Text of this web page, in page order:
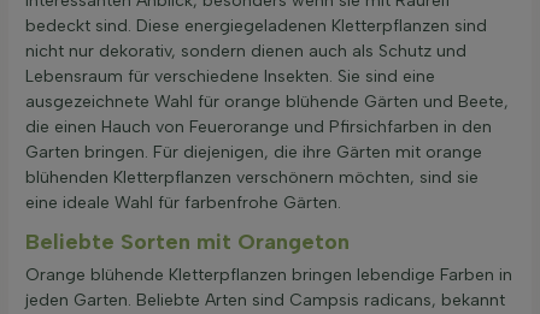
bedeckt sind. Diese energiegeladenen Kletterpflanzen sind
nicht nur dekorativ, sondern dienen auch als Schutz und
Lebensraum für verschiedene Insekten. Sie sind eine
ausgezeichnete Wahl für orange blühende Gärten und Beete,
die einen Hauch von Feuerorange und Pfirsichfarben in den
Garten bringen. Für diejenigen, die ihre Gärten mit orange
blühenden Kletterpflanzen verschönern möchten, sind sie
eine ideale Wahl für farbenfrohe Gärten.
Beliebte Sorten mit Orangeton
Orange blühende Kletterpflanzen bringen lebendige Farben in
jeden Garten. Beliebte Arten sind Campsis radicans, bekannt